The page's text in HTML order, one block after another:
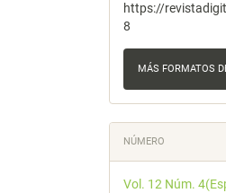
https://
8
MÁS FORMATOS
NÚMERO
Vol. 12 Núm.